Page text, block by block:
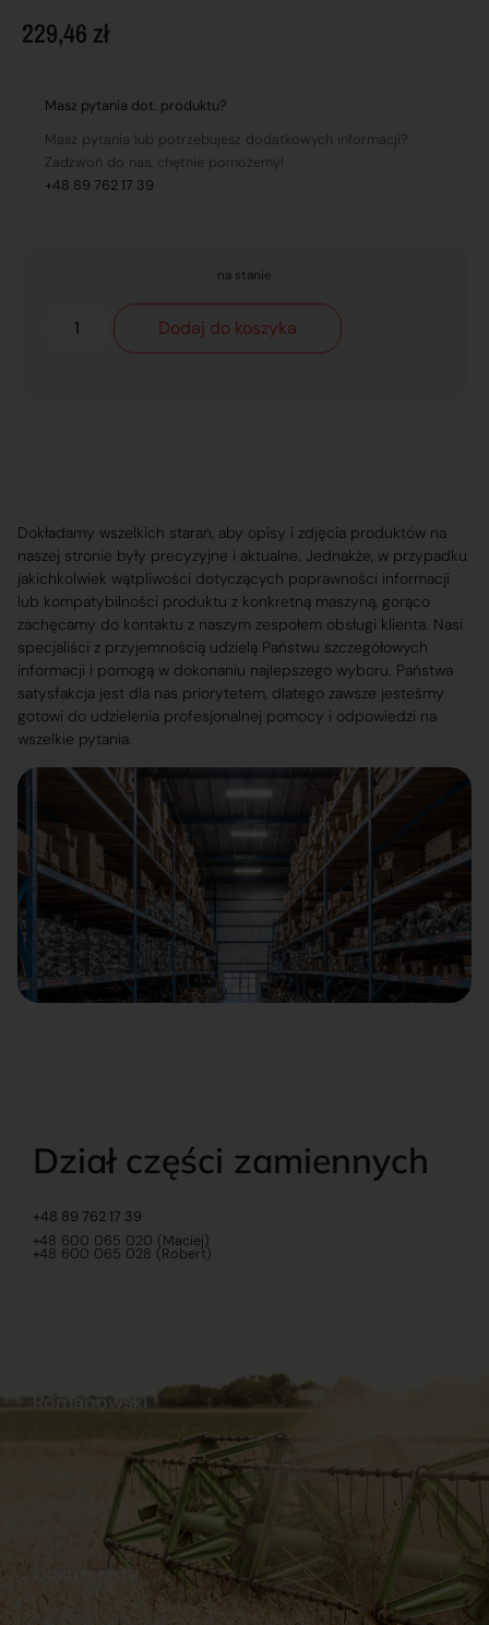
229,46 zł
Masz pytania dot. produktu?
Masz pytania lub potrzebujesz dodatkowych informacji?
Zadzwoń do nas, chętnie pomożemy!
+48 89 762 17 39
na stanie
Dodaj do koszyka
Dokładamy wszelkich starań, aby opisy i zdjęcia produktów na
naszej stronie były precyzyjne i aktualne. Jednakże, w przypadku
jakichkolwiek wątpliwości dotyczących poprawności informacji
lub kompatybilności produktu z konkretną maszyną, gorąco
zachęcamy do kontaktu z naszym zespołem obsługi klienta. Nasi
specjaliści z przyjemnością udzielą Państwu szczegółowych
informacji i pomogą w dokonaniu najlepszego wyboru. Państwa
satysfakcja jest dla nas priorytetem, dlatego zawsze jesteśmy
gotowi do udzielenia profesjonalnej pomocy i odpowiedzi na
wszelkie pytania.
Dział części zamiennych
+48 89 762 17 39
+48 600 065 020 (Maciej)
+48 600 065 028 (Robert)
Dokumenty
Regulamin Dostawy
Romanowski
Sklep internetowy
Praca
Ubezpieczenia